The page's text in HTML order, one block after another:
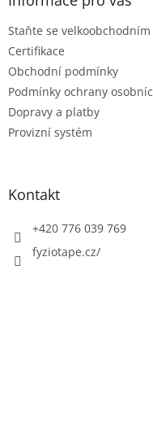
Staňte se
Certifikace
Obchodní podmínky
Podmínky ochrany
Dopravy a platby
Provizní systém
Kontakt
+420 776 039 769
fyziotape.cz/